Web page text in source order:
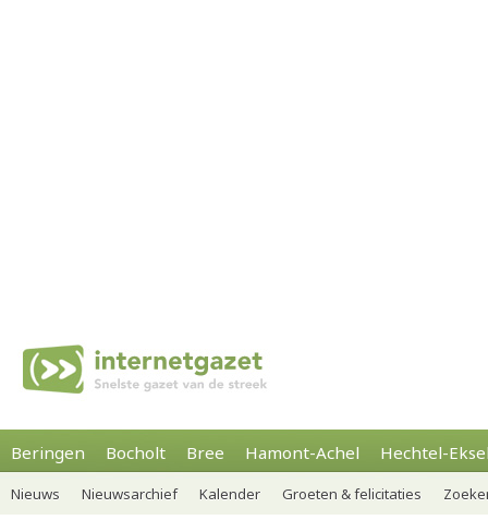
Beringen Bocholt Bree Hamont-Achel Hechtel-
Nieuws Nieuwsarchief Kalender Groeten & felicitaties